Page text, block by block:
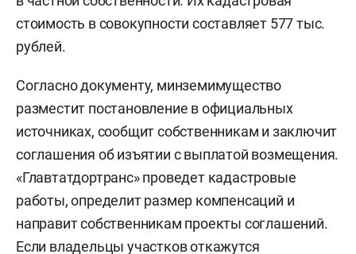
стоимость в совокупности составляет 577 тыс.
рублей.
Согласно документу, минземимущество
разместит постановление в официальных
источниках, сообщит собственникам и заключит
соглашения об изъятии с выплатой возмещения.
«Главтатдортранс» проведет кадастровые
работы, определит размер компенсаций и
направит собственникам проекты соглашений.
Если владельцы участков откажутся